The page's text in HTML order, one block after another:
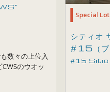
数々の上位入
のウオッ
Special
シティオ
#15（ブ
#15 Sitio